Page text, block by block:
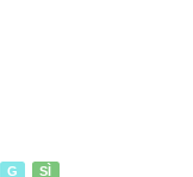
G SÌ